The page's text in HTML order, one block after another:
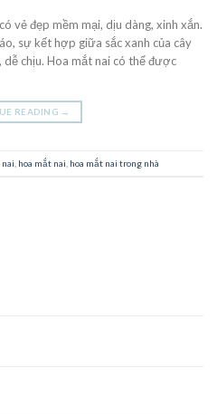
vẻ đẹp mềm mại, dịu dàng, xinh xắn.
sự kết hợp giữa sắc xanh của cây
chịu. Hoa mắt nai có thể được
READING →
nai hoa mắt nai hoa mắt nai trong nhà